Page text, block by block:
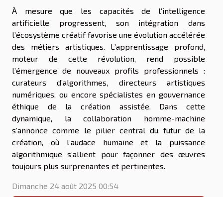
À mesure que les capacités de l’intelligence
artificielle progressent, son intégration dans
l’écosystème créatif favorise une évolution accélérée
des métiers artistiques. L’apprentissage profond,
moteur de cette révolution, rend possible
l’émergence de nouveaux profils professionnels :
curateurs d’algorithmes, directeurs artistiques
numériques, ou encore spécialistes en gouvernance
éthique de la création assistée. Dans cette
dynamique, la collaboration homme-machine
s’annonce comme le pilier central du futur de la
création, où l’audace humaine et la puissance
algorithmique s’allient pour façonner des œuvres
toujours plus surprenantes et pertinentes.
Dimanche 24 août 2025 00:54